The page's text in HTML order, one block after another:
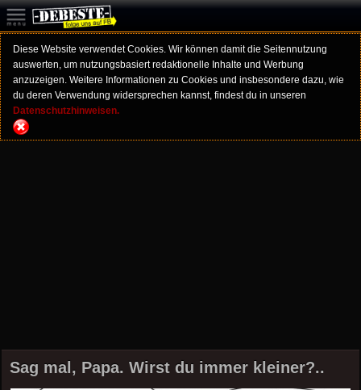
Diese Website verwendet Cookies. Wir können damit die Seitennutzung
auswerten, um nutzungsbasiert redaktionelle Inhalte und Werbung
anzuzeigen. Weitere Informationen zu Cookies und insbesondere dazu, wie
du deren Verwendung widersprechen kannst, findest du in unseren
Datenschutzhinweisen.
Sag mal, Papa. Wirst du immer kleiner?..